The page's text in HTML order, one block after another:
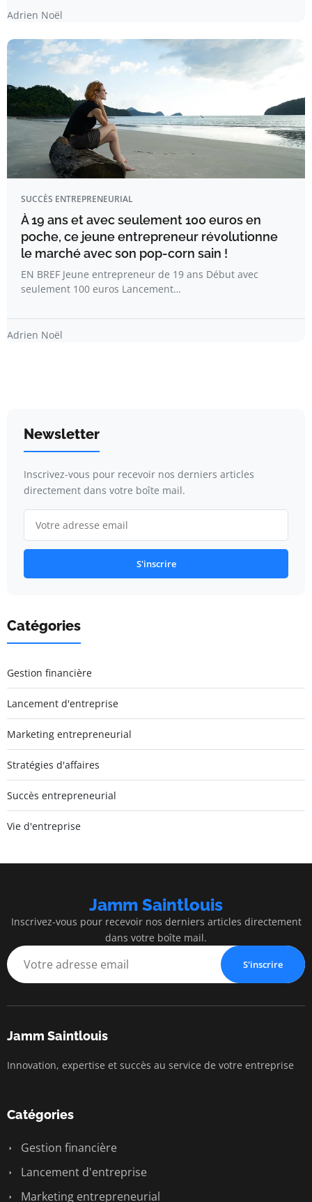
Adrien Noël
SUCCÈS ENTREPRENEURIAL
À 19 ans et avec seulement 100 euros en
poche, ce jeune entrepreneur révolutionne
le marché avec son pop-corn sain !
EN BREF Jeune entrepreneur de 19 ans Début avec
seulement 100 euros Lancement…
Adrien Noël
Newsletter
Inscrivez-vous pour recevoir nos derniers articles
directement dans votre boîte mail.
S'inscrire
Catégories
Gestion financière
Lancement d'entreprise
Marketing entrepreneurial
Stratégies d'affaires
Succès entrepreneurial
Vie d'entreprise
Jamm Saintlouis
Inscrivez-vous pour recevoir nos derniers articles directement
dans votre boîte mail.
S'inscrire
Jamm Saintlouis
Innovation, expertise et succès au service de votre entreprise
Catégories
Gestion financière
Lancement d'entreprise
Marketing entrepreneurial